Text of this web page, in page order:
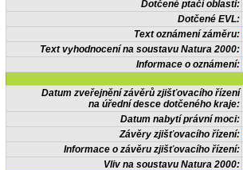
Dotčené ptačí oblasti:
Dotčené EVL:
Text oznámení záměru:
Text vyhodnocení na soustavu Natura 2000:
Informace o oznámení:
Datum zveřejnění závěrů zjišťovacího řízení
na úřední desce dotčeného kraje:
Datum nabytí právní moci:
Závěry zjišťovacího řízení:
Informace o závěru zjišťovacího řízení:
Vliv na soustavu Natura 2000: